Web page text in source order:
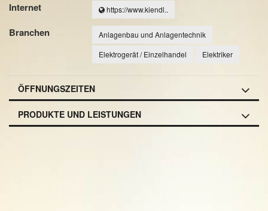
Internet https://www.kiendl..
Branchen
Anlagenbau und Anlagentechnik
Elektrogerät / Einzelhandel
Elektriker
ÖFFNUNGSZEITEN
PRODUKTE UND LEISTUNGEN